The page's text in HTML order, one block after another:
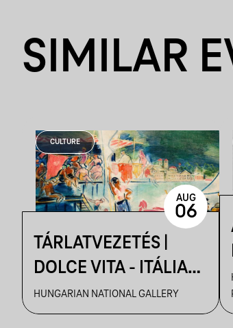
SIMILAR
CULTURE
TÁRLATVEZETÉS |
DOLCE VITA - ITÁLIA
ÉLMÉNYE A MAGYAR
MŰVÉSZETBEN
HUNGARIAN NATIONAL GALLERY
AUG
06